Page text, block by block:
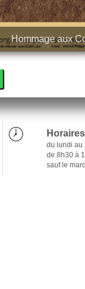
Hommage aux
du lundi au
de 8h30 à
sauf le